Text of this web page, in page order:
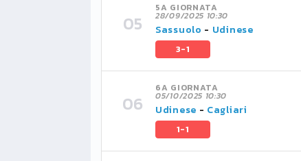
5A GIORNATA
28/09/2025 10:30
Sassuolo - Udinese
3-1
6A GIORNATA
05/10/2025 10:30
Udinese - Cagliari
1-1